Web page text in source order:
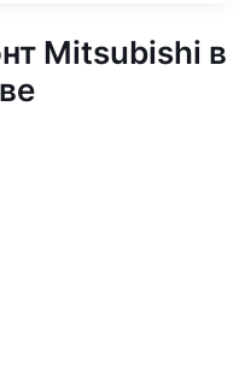
Mitsubishi в